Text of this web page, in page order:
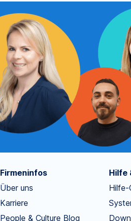
Firmeninfos
Über uns
Karriere
People & Culture Blog
Hilfe
Hilfe-